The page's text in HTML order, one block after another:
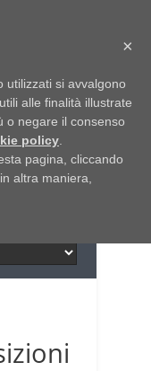
×
utilizzati si avvalgono
alle finalità illustrate
o negare il consenso
policy
pagina, cliccando
altra maniera,